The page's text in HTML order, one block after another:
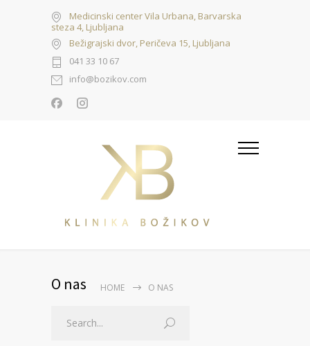
Medicinski center Vila Urbana, Barvarska
steza 4, Ljubljana
Bežigrajski dvor, Peričeva 15, Ljubljana
041 33 10 67
info@bozikov.com
O nas HOME O NAS